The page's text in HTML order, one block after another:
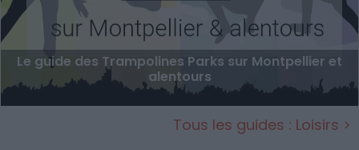
Le guide des Trampolines Parks sur Montpellier et
alentours
Tous les guides : Loisirs >